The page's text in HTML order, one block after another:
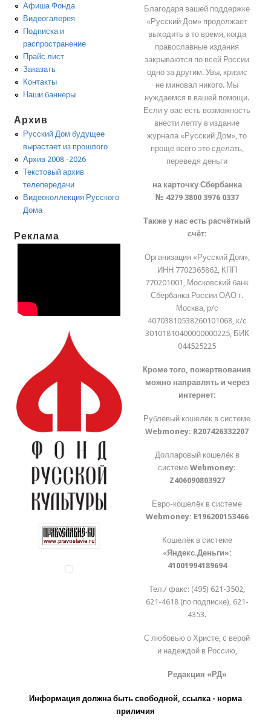
Афиша Фонда
Видеогалерея
Подписка и
распространение
Прайс лист
Заказать
Контакты
Наши баннеры
Архив
Русский Дом будущее
вырастает из прошлого
Архив 2008 -2026
Текстовый архив
телепередачи
Видеоколлекция Русского
Дома
Реклама
Благодаря вашей поддержке
«Русский Дом» продолжает
выходить в то время, когда
православные издания
закрываются по всей России
одно за другим. Увы, кризис
не миновал никого. Мы
нуждаемся в вашей помощи.
Если у вас есть возможность
внести лепту в издание
журнала «Русский Дом», то
проще всего это сделать,
переведя деньги
на карточку Сбербанка
№ 4279 3800 3976 0337
Также у нас есть расчётный
счёт:
Организация «Русский Дом»,
ИНН 7702365862, КПП
770201001, Московский банк
Сбербанка России ОАО г.
Москва, р/с
40703810538260101068, к/с
30101810400000000225, БИК
044525225
Кроме того, пожертвования
можно направлять и через
интернет:
Рублёвый кошелёк в системе
Webmoney: R207426332207
Долларовый кошелёк в
системеWebmoney:
Z406090803927
Евро-кошелёк в системе
Webmoney: E196200153466
Кошелёк в системе
«Яндекс.Деньги»:
41001994189694
Тел./ факс: (495) 621-3502,
621-4618 (по подписке), 621-
4353.
С любовью о Христе, с верой
и надеждой в Россию,
Редакция «РД»
Информация должна быть свободной, ссылка - норма
приличия